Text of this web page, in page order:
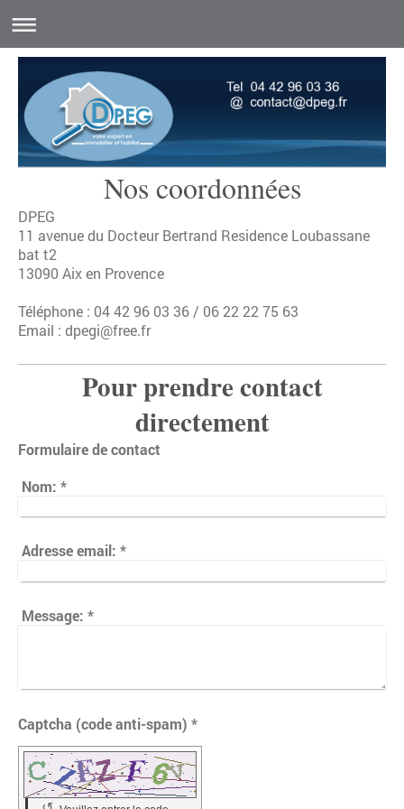
Nos coordonnées
DPEG
11 avenue du Docteur Bertrand Residence Loubassane
bat t2
13090 Aix en Provence
Téléphone : 04 42 96 03 36 / 06 22 22 75 63
Email : dpegi@free.fr
Pour prendre contact
directement
Formulaire de contact
Nom: *
Adresse email: *
Message: *
Captcha (code anti-spam) *